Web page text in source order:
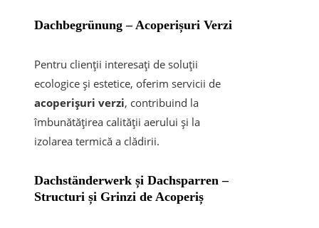
Dachbegrünung – Acoperișuri Verzi
Pentru clienții interesați de soluții
ecologice și estetice, oferim servicii de
acoperișuri verzi, contribuind la
îmbunătățirea calității aerului și la
izolarea termică a clădirii.
Dachständerwerk și Dachsparren –
Structuri și Grinzi de Acoperiș